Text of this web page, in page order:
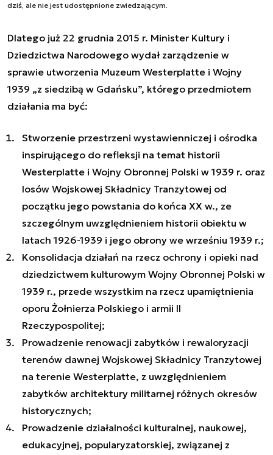
dziś, ale nie jest udostępnione zwiedzającym.
Dlatego już 22 grudnia 2015 r. Minister Kultury i
Dziedzictwa Narodowego wydał zarządzenie w
sprawie utworzenia Muzeum Westerplatte i Wojny
1939 „z siedzibą w Gdańsku”, którego przedmiotem
działania ma być:
Stworzenie przestrzeni wystawienniczej i ośrodka
inspirującego do refleksji na temat historii
Westerplatte i Wojny Obronnej Polski w 1939 r. oraz
losów Wojskowej Składnicy Tranzytowej od
początku jego powstania do końca XX w., ze
szczególnym uwzględnieniem historii obiektu w
latach 1926-1939 i jego obrony we wrześniu 1939 r.;
Konsolidacja działań na rzecz ochrony i opieki nad
dziedzictwem kulturowym Wojny Obronnej Polski w
1939 r., przede wszystkim na rzecz upamiętnienia
oporu Żołnierza Polskiego i armii II
Rzeczypospolitej;
Prowadzenie renowacji zabytków i rewaloryzacji
terenów dawnej Wojskowej Składnicy Tranzytowej
na terenie Westerplatte, z uwzględnieniem
zabytków architektury militarnej różnych okresów
historycznych;
Prowadzenie działalności kulturalnej, naukowej,
edukacyjnej, popularyzatorskiej, związanej z